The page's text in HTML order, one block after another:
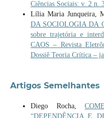
Ciências Sociais: v. 2 n.
Lília Maria Junqueira,
DA SOCIOLOGIA DA
sobre trajetória e
CAOS – Revista
Dossiê Teoria Crítica –
Artigos Semelhantes
Diego Rocha,
“DEPENDÊNCIA E